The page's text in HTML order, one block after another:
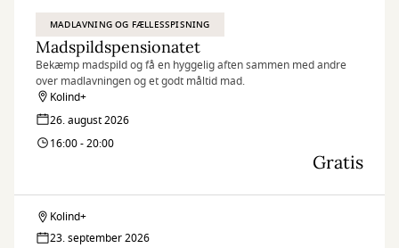
MADLAVNING OG FÆLLESSPISNING
Madspildspensionatet
Bekæmp madspild og få en hyggelig aften sammen med andre
over madlavningen og et godt måltid mad.
Kolind+
26. august 2026
16:00 - 20:00
Gratis
Madspildspensionatet
Kolind+
23. september 2026